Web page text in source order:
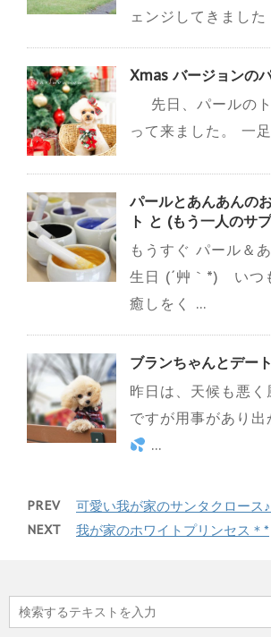
ェンジしてきました
Xmas バージョンの
先日、パールの
って来ました。 一
パールとあんあんの
ト と (もう一人のサ
もうすぐ パール＆
生日 (´艸｀*) いつ
癒しをく ...
ブランちゃんとデー
昨日は、天候も悪
ですが用事があり出
...
PREV 可愛い我が家のサンタクロー
NEXT 我が家のホワイトプリンセス＊*